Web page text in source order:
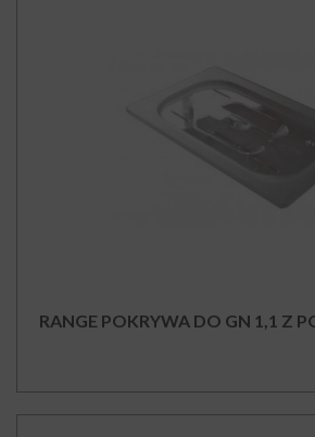
RANGE POKRYWA DO GN 1,1 Z